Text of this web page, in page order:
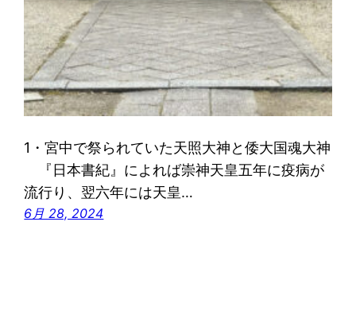
1・宮中で祭られていた天照大神と倭大国魂大神
『日本書紀』によれば崇神天皇五年に疫病が
流行り、翌六年には天皇…
6月 28, 2024